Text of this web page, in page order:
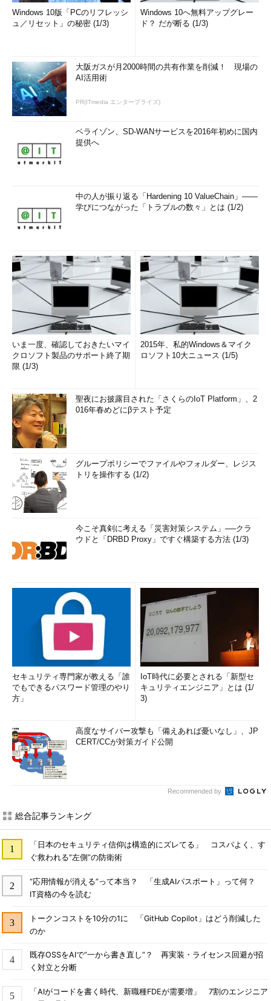
Windows 10版「PCのリフレッシ
ュ／リセット」の秘密 (1/3)
Windows 10へ無料アップグレー
ド？ だが断る (1/3)
大阪ガスが月2000時間の共有作業を削減！ 現場の
AI活用術
PR(ITmedia エンタープライズ)
ベライゾン、SD-WANサービスを2016年初めに国内
提供へ
中の人が振り返る「Hardening 10 ValueChain」――
学びにつながった「トラブルの数々」とは (1/2)
いま一度、確認しておきたいマイ
クロソフト製品のサポート終了期
限 (1/3)
2015年、私的Windows＆マイク
ロソフト10大ニュース (1/5)
聖夜にお披露目された「さくらのIoT Platform」、2
016年春めどにβテスト予定
グループポリシーでファイルやフォルダー、レジス
トリを操作する (1/2)
今こそ真剣に考える「災害対策システム」──クラ
ウドと「DRBD Proxy」ですぐ構築する方法 (1/3)
セキュリティ専門家が教える「誰
でもできるパスワード管理のやり
方」
IoT時代に必要とされる「新型セ
キュリティエンジニア」とは (1/
3)
高度なサイバー攻撃も「備えあれば憂いなし」、JP
CERT/CCが対策ガイド公開
Recommended by
総合記事ランキング
「日本のセキュリティ信仰は構造的にズレてる」 コスパよく、す
ぐ救われる“左側”の防衛術
“応用情報が消える”って本当？ 「生成AIパスポート」って何？
IT資格の今を読む
トークンコストを10分の1に 「GitHub Copilot」はどう削減した
のか
既存OSSをAIで“一から書き直し”？ 再実装・ライセンス回避が招
く対立と分断
「AIがコードを書く時代、新職種FDEが需要増」 7割のエンジニア